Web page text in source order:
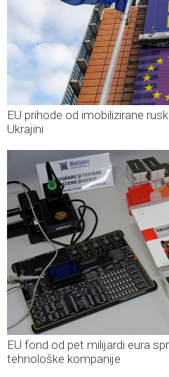
EU prihode od imobilizirane
Ukrajini
EU fond od pet milijardi eura
tehnološke kompanije